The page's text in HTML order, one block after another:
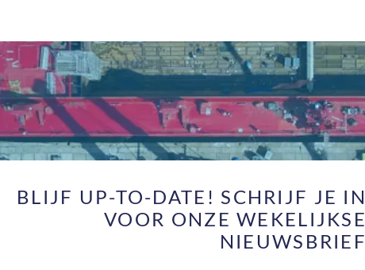
BLIJF UP-TO-DATE! SCHRIJF JE IN
VOOR ONZE WEKELIJKSE
NIEUWSBRIEF